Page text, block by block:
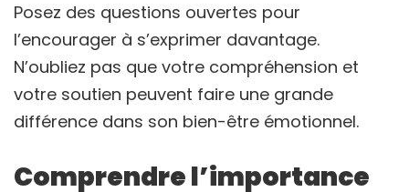
Posez des questions ouvertes pour
l’encourager à s’exprimer davantage.
N’oubliez pas que votre compréhension et
votre soutien peuvent faire une grande
différence dans son bien-être émotionnel.
Comprendre l’importance